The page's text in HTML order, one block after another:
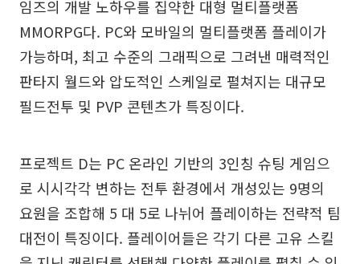
임즈의 개발 노하우를 집약한 대형 멀티플랫폼
MMORPG다. PC와 모바일의 멀티플랫폼 플레이가
가능하며, 최고 수준의 그래픽으로 그려낸 매력적인
판타지 월드와 압도적인 스케일로 펼쳐지는 대규모
필드전투 및 PVP 콘텐츠가 특징이다.
프로젝트 D는 PC 온라인 기반의 3인칭 슈팅 게임으
로 시시각각 변하는 전투 환경에서 개성있는 9명의
요원을 조합해 5 대 5로 나뉘어 플레이하는 전략적 팀
대전이 특징이다. 플레이어들은 각기 다른 고유 스킬